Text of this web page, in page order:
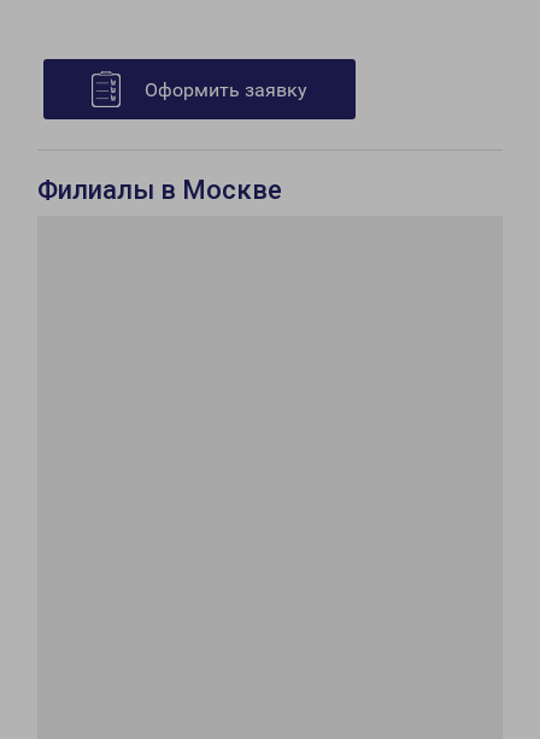
Оформить заявку
Филиалы в Москве